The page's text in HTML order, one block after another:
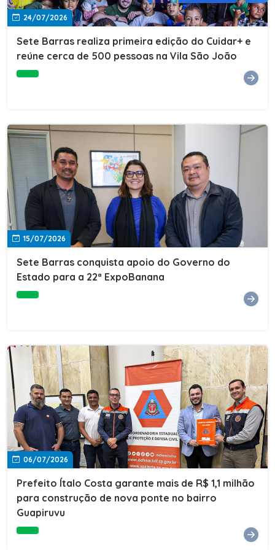
24/07/2026
Sete Barras realiza primeira edição do Cuidar+ e
reúne cerca de 500 pessoas na Vila São João
15/07/2026
Sete Barras conquista apoio do Governo do
Estado para a 22ª ExpoBanana
06/07/2026
Prefeito Ítalo Costa garante mais de R$ 1,1 milhão
para construção de nova ponte no bairro
Guapiruvu